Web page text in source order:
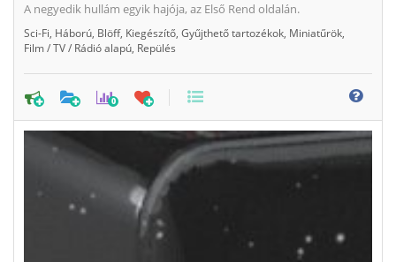
A negyedik hullám egyik hajója, az Első Rend oldalán.
Sci-Fi, Háború, Blöff, Kiegészítő, Gyűjthető tartozékok, Miniatűrök,
Film / TV / Rádió alapú, Repülés
0